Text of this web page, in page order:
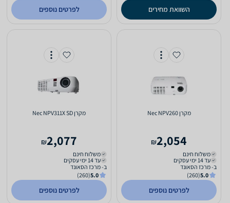
השוואת מחירים לפרטים נוספים
מקרן Nec NPV260
2,054
₪
משלוח חינם
עד 14 ימי עסקים
ב- מרכז הסאונד
5.0
(260)
לפרטים נוספים
מקרן Nec NPV311X SD
2,077
₪
משלוח חינם
עד 14 ימי עסקים
ב- מרכז הסאונד
5.0
(260)
לפרטים נוספים